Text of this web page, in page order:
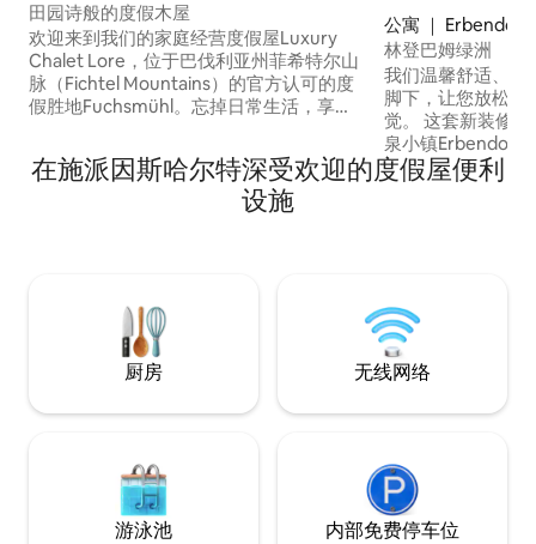
田园诗般的度假木屋
欢迎来到我们的家庭经营度假屋Luxury
Chalet Lore，位于巴伐利亚州菲希特尔山
脉（Fichtel Mountains）的官方认可的度
假胜地Fuchsmühl。忘掉日常生活，享受
响的壁炉。您也可以在私人健身房、红外
桑拿房或花园漩涡池放松身心。室外区域
仍在建设中，因此暂时适用特价。
公寓 ｜ Erbendorf
林登巴姆绿洲
我们温馨舒适、设
脚下，让您放松身
觉。 这套新装修的房源位于气候温和的温
泉小镇Erbendorf
现代舒适体验，非
大自然的情侣、独
在施派因斯哈尔特深受欢迎的度假屋便利
设施
厨房 无线网络
游泳池 内部免费停车位